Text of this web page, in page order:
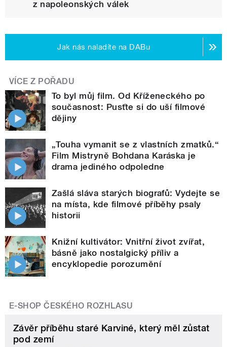
z napoleonských válek
Jak nás naladíte na DABu
VÍCE Z POŘADU
To byl můj film. Od Kříženeckého po
současnost: Pusťte si do uší filmové
dějiny
„Touha vymanit se z vlastních zmatků.“
Film Mistryně Bohdana Karáska je
drama jediného odpoledne
Zašlá sláva starých biografů: Vydejte se
na místa, kde filmové příběhy psaly
historii
Knižní kultivátor: Vnitřní život zvířat,
básně jako nostalgický příliv a
encyklopedie porozumění
E-SHOP ČESKÉHO ROZHLASU
Závěr příběhu staré Karviné, který měl zůstat
pod zemí